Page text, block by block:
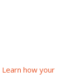
Learn how your